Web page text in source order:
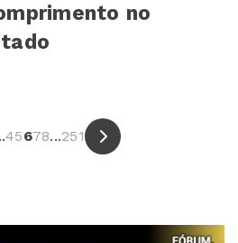
no
45678...251